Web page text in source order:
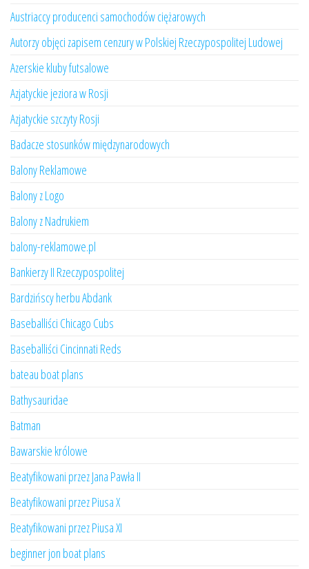
Austriaccy producenci samochodów ciężarowych
Autorzy objęci zapisem cenzury w Polskiej Rzeczypospolitej Ludowej
Azerskie kluby futsalowe
Azjatyckie jeziora w Rosji
Azjatyckie szczyty Rosji
Badacze stosunków międzynarodowych
Balony Reklamowe
Balony z Logo
Balony z Nadrukiem
balony-reklamowe.pl
Bankierzy II Rzeczypospolitej
Bardzińscy herbu Abdank
Baseballiści Chicago Cubs
Baseballiści Cincinnati Reds
bateau boat plans
Bathysauridae
Batman
Bawarskie królowe
Beatyfikowani przez Jana Pawła II
Beatyfikowani przez Piusa X
Beatyfikowani przez Piusa XI
beginner jon boat plans